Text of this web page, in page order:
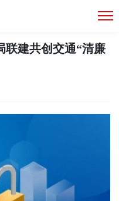
联建共创交通“清廉